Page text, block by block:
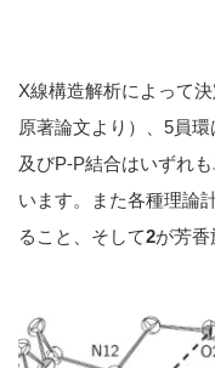
X線構造解析によって
原著論文より）、5員環
及びP-P結合はいずれ
います。また各種理論
ること、そして2が芳香